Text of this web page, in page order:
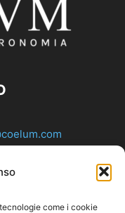
come i cookie